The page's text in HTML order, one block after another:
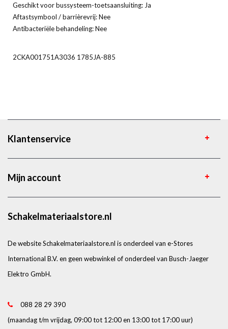
Geschikt voor bussysteem-toetsaansluiting: Ja
Aftastsymbool / barrièrevrij: Nee
Antibacteriële behandeling: Nee
2CKA001751A3036 1785JA-885
Klantenservice
Mijn account
Schakelmateriaalstore.nl
De website Schakelmateriaalstore.nl is onderdeel van e-Stores
International B.V. en geen webwinkel of onderdeel van Busch-Jaeger
Elektro GmbH.
088 28 29 390
(maandag t/m vrijdag, 09:00 tot 12:00 en 13:00 tot 17:00 uur)